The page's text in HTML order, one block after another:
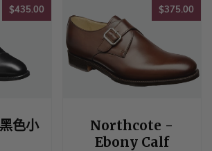
$435.00$435.00
色小
$375.00
Northcote -
Ebony Calf